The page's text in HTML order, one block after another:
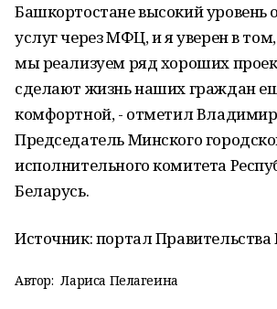
Башкортостане высокий уровень
услуг через МФЦ, и я уверен в
мы реализуем ряд хороших
сделают жизнь наших граждан
комфортной, - отметил Владимир
Председатель Минского
исполнительного комитета
Беларусь.
Источник: портал Правительства
Автор: Лариса Пелагеина